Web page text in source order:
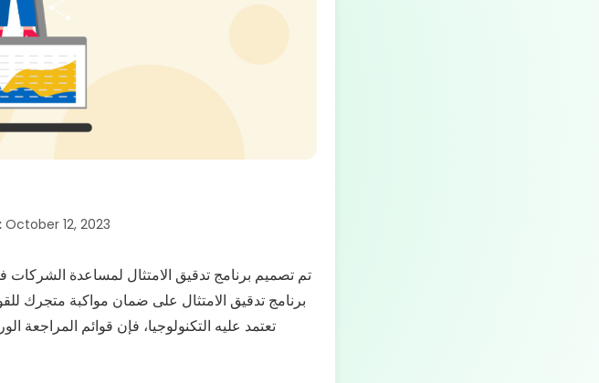
October 12, 2023
تم تصميم برنامج تدقيق الامتثال لمساعدة الشركات
برنامج تدقيق الامتثال على ضمان مواكبة متجرك
تعتمد عليه التكنولوجيا، فإن قوائم المراجعة